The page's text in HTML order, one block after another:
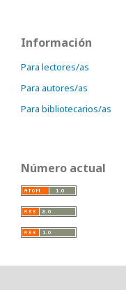
Información
Para lectores/as
Para autores/as
Para bibliotecarios/as
Número actual